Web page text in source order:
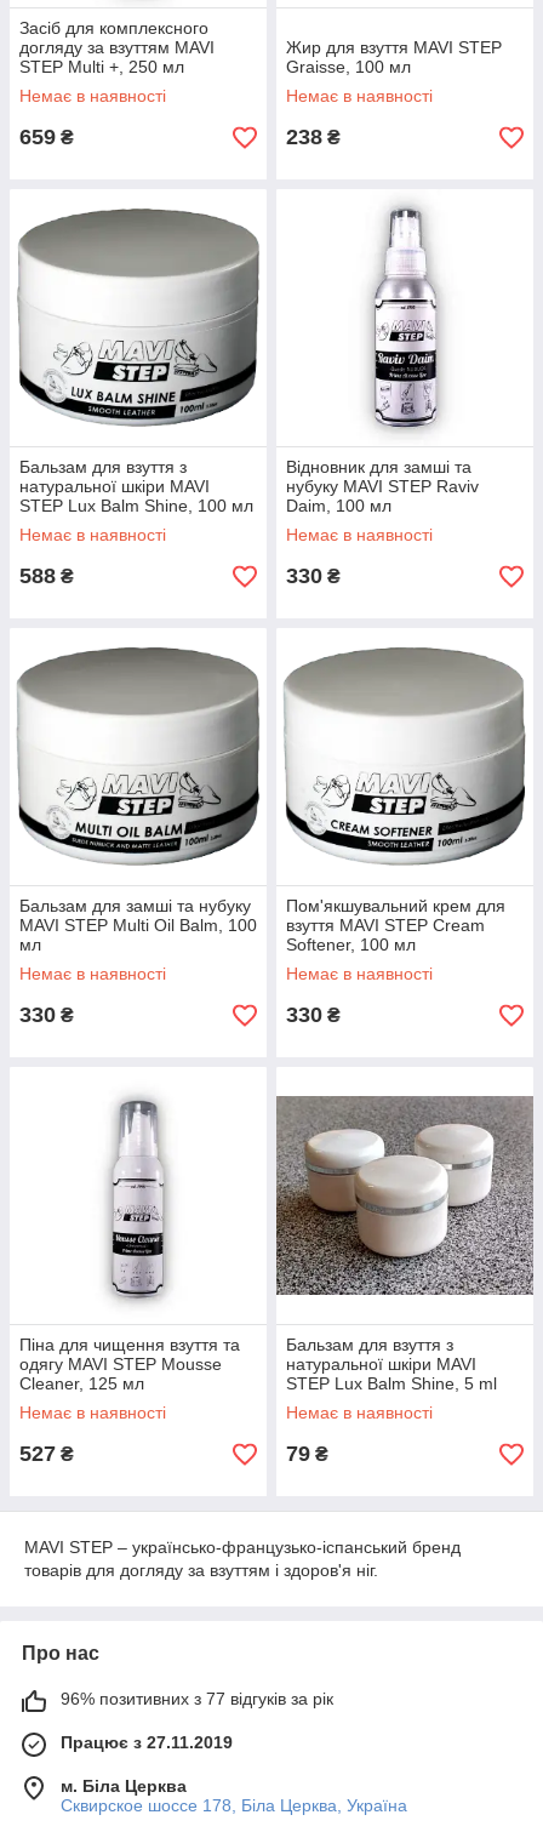
Засіб для комплексного
догляду за взуттям MAVI
STEP Multi +, 250 мл
Немає в наявності
659 ₴
Жир для взуття MAVI STEP
Graisse, 100 мл
Немає в наявності
238 ₴
Бальзам для взуття з
натуральної шкіри MAVI
STEP Lux Balm Shine, 100 мл
Немає в наявності
588 ₴
Відновник для замші та
нубуку MAVI STEP Raviv
Daim, 100 мл
Немає в наявності
330 ₴
Бальзам для замші та нубуку
MAVI STEP Multi Oil Balm, 100
мл
Немає в наявності
330 ₴
Пом'якшувальний крем для
взуття MAVI STEP Cream
Softener, 100 мл
Немає в наявності
330 ₴
Піна для чищення взуття та
одягу MAVI STEP Mousse
Cleaner, 125 мл
Немає в наявності
527 ₴
Бальзам для взуття з
натуральної шкіри MAVI
STEP Lux Balm Shine, 5 ml
Немає в наявності
79 ₴
MAVI STEP – українсько-французько-іспанський бренд
товарів для догляду за взуттям і здоров'я ніг.
Про нас
96% позитивних з 77 відгуків за рік
Працює з 27.11.2019
м. Біла Церква
Сквирское шоссе 178, Біла Церква, Україна